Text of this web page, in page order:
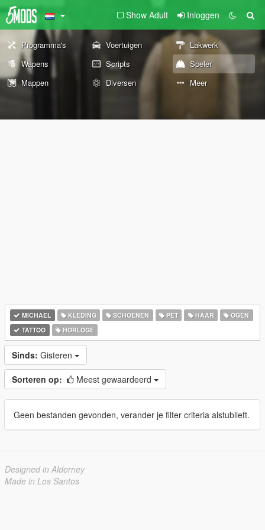
Show Adult Inloggen
Programma's Voertuigen
Lakwerk
Wapens
Scripts
Speler
Mappen
Diversen Meer
MICHAEL KLEDING SCHOENEN PET HAAR
OGEN
TATTOO
HORLOGE
Sinds: Gisteren
Sorteren op: Meest gewaardeerd
Geen bestanden gevonden, verander je filter criteria alstublieft.
Designed in Alderney
Made in Los Santos